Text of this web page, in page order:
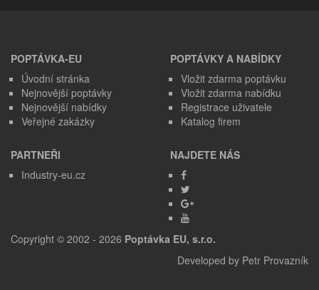
POPTÁVKA-EU
Úvodní stránka
Nejnovější poptávky
Nejnovější nabídky
Veřejné zakázky
POPTÁVKY A NABÍDKY
Vložit zdarma poptávku
Vložit zdarma nabídku
Registrace uživatele
Katalog firem
PARTNEŘI
Industry-eu.cz
NAJDETE NÁS
Copyright © 2002 - 2026 Poptávka EU, s.r.o.
Developed by Petr Provazník